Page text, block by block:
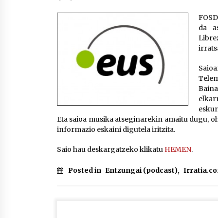
POTTO: San Pedro jaietako bertso-
2026/07/09
Auritz Iñurrietaren margoak
ikusgai Uribitarte40 aretoan
da
Eta saioa musika atseginarekin amaitu dugu,
informazio eskaini digutela iritzita.
Saio hau deskargatzeko klikatu HEMEN.
Posted in Entzungai (podcast),